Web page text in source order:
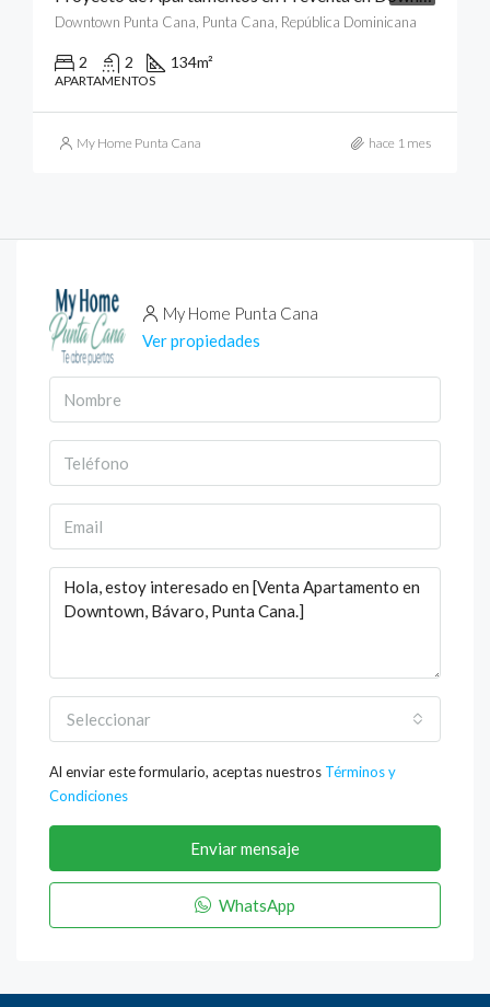
Downtown Punta Cana, Punta Cana, República Dominicana
2 2 134m²
APARTAMENTOS
My Home Punta Cana hace 1 mes
My Home Punta Cana
Ver propiedades
Seleccionar
Al enviar este formulario, aceptas nuestros Términos y
Condiciones
Enviar mensaje
WhatsApp